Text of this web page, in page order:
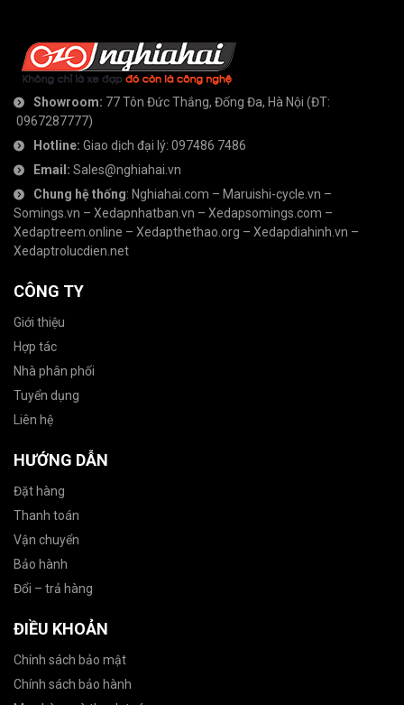
Showroom: 77 Tôn Đức Thắng, Đống Đa, Hà Nội (ĐT:
0967287777)
Hotline: Giao dịch đại lý: 097486 7486
Email: Sales@nghiahai.vn
Chung hệ thống: Nghiahai.com – Maruishi-cycle.vn –
Somings.vn – Xedapnhatban.vn – Xedapsomings.com –
Xedaptreem.online – Xedapthethao.org – Xedapdiahinh.vn –
Xedaptrolucdien.net
CÔNG TY
Giới thiệu
Hợp tác
Nhà phân phối
Tuyển dụng
Liên hệ
HƯỚNG DẪN
Đặt hàng
Thanh toán
Vận chuyển
Bảo hành
Đổi – trả hàng
ĐIỀU KHOẢN
Chính sách bảo mật
Chính sách bảo hành